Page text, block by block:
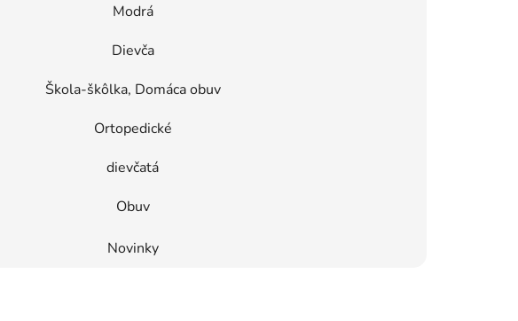
Modrá
Dievča
Škola-škôlka, Domáca obuv
Ortopedické
dievčatá
Obuv
Novinky